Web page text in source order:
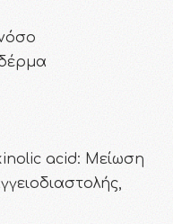
acid: Μείωση